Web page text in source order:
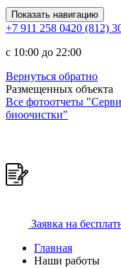
Показать навигацию
+7 911 258 0420 (812)
c 10:00 до 22:00
Вернуться обратно
Размещенных объекта
Все фотоотчеты
биоочистки"
Заявка на
Главная
Наши работы